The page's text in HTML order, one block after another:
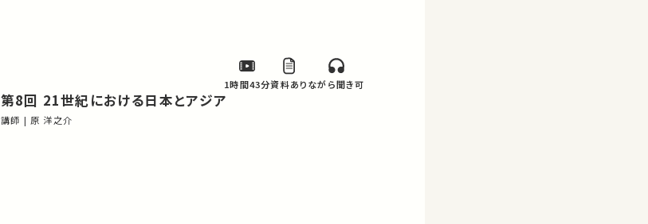
1時間43分資料ありながら聞き可
第8回 21世紀における日本とアジア
講師 | 原 洋之介